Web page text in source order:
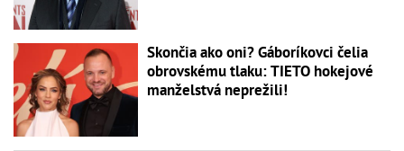
Skončia ako oni? Gáboríkovci čelia
obrovskému tlaku: TIETO hokejové
manželstvá neprežili!